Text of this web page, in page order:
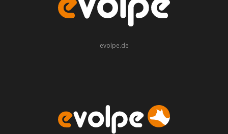
evolpe.de